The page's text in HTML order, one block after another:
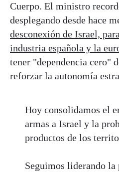
Cuerpo. El ministro
desplegando desde hace
desconexión de Israel,
industria española y la
tener "dependencia cero"
reforzar la autonomía
Hoy consolidamos el
armas a Israel y la
productos de los
Seguimos liderando la